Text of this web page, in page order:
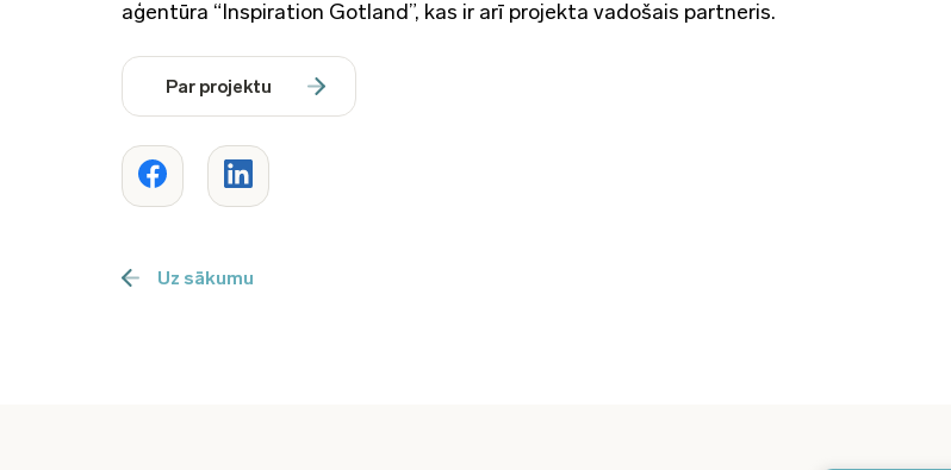
aģentūra “Inspiration Gotland”, kas ir arī projekta vadošais partneris.
Par projektu
Uz sākumu